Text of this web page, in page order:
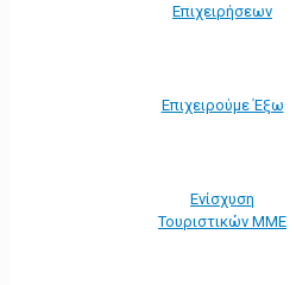
Επιχειρήσεων
Επιχειρούμε Έξω
Ενίσχυση
Τουριστικών ΜΜΕ